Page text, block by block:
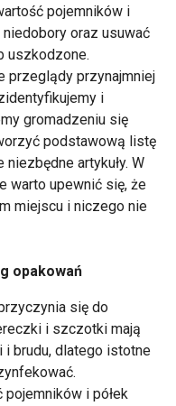
pojemników i
oraz usuwać
uszkodzone.
przeglądy przynajmniej
i
gromadzeniu się
podstawową listę
artykuły. W
warto upewnić się, że
miejscu i niczego nie
opakowań
się do
i szczotki mają
i brudu, dlatego istotne
i półek